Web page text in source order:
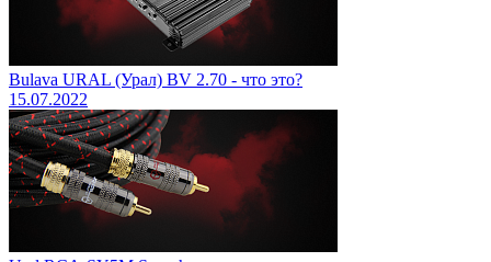
Bulava URAL (Урал) BV 2.70 - что это?
15.07.2022